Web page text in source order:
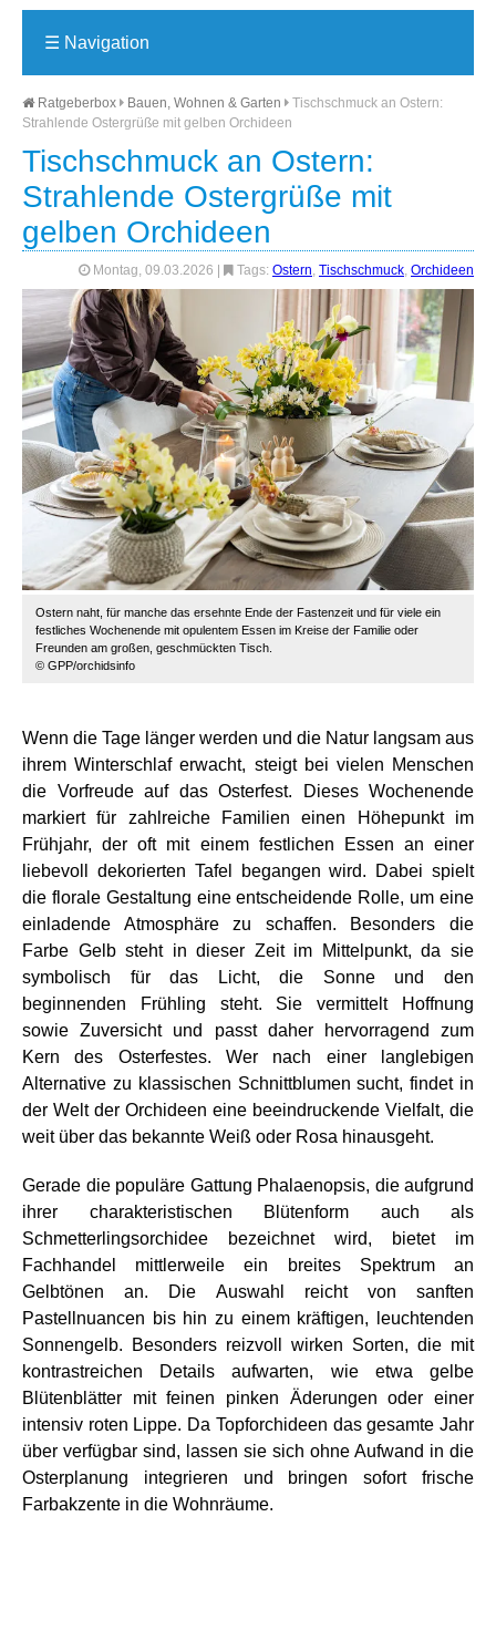
☰ Navigation
Ratgeberbox Bauen, Wohnen & Garten
Tischschmuck an Ostern:
Strahlende Ostergrüße mit gelben Orchideen
Tischschmuck an Ostern:
Strahlende Ostergrüße mit
gelben Orchideen
Montag, 09.03.2026 Tags: Ostern, Tischschmuck, Orchideen
Ostern naht, für manche das ersehnte Ende der Fastenzeit und für viele ein
festliches Wochenende mit opulentem Essen im Kreise der Familie oder
Freunden am großen, geschmückten Tisch.
© GPP/orchidsinfo
Wenn die Tage länger werden und die Natur langsam aus
ihrem Winterschlaf erwacht, steigt bei vielen Menschen
die Vorfreude auf das Osterfest. Dieses Wochenende
markiert für zahlreiche Familien einen Höhepunkt im
Frühjahr, der oft mit einem festlichen Essen an einer
liebevoll dekorierten Tafel begangen wird. Dabei spielt
die florale Gestaltung eine entscheidende Rolle, um eine
einladende Atmosphäre zu schaffen. Besonders die
Farbe Gelb steht in dieser Zeit im Mittelpunkt, da sie
symbolisch für das Licht, die Sonne und den
beginnenden Frühling steht. Sie vermittelt Hoffnung
sowie Zuversicht und passt daher hervorragend zum
Kern des Osterfestes. Wer nach einer langlebigen
Alternative zu klassischen Schnittblumen sucht, findet in
der Welt der Orchideen eine beeindruckende Vielfalt, die
weit über das bekannte Weiß oder Rosa hinausgeht.
Gerade die populäre Gattung Phalaenopsis, die aufgrund
ihrer charakteristischen Blütenform auch als
Schmetterlingsorchidee bezeichnet wird, bietet im
Fachhandel mittlerweile ein breites Spektrum an
Gelbtönen an. Die Auswahl reicht von sanften
Pastellnuancen bis hin zu einem kräftigen, leuchtenden
Sonnengelb. Besonders reizvoll wirken Sorten, die mit
kontrastreichen Details aufwarten, wie etwa gelbe
Blütenblätter mit feinen pinken Äderungen oder einer
intensiv roten Lippe. Da Topforchideen das gesamte Jahr
über verfügbar sind, lassen sie sich ohne Aufwand in die
Osterplanung integrieren und bringen sofort frische
Farbakzente in die Wohnräume.